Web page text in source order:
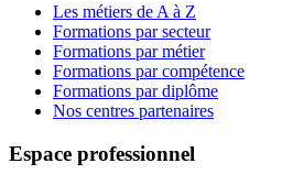
Les métiers de A à Z
Formations par secteur
Formations par métier
Formations par compétence
Formations par diplôme
Nos centres partenaires
Espace professionnel